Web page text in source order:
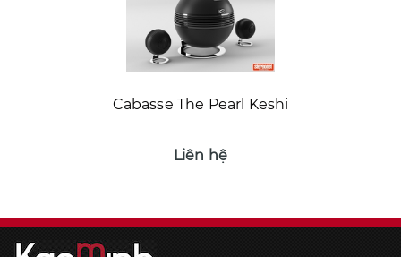
Cabasse The Pearl Keshi
Liên hệ